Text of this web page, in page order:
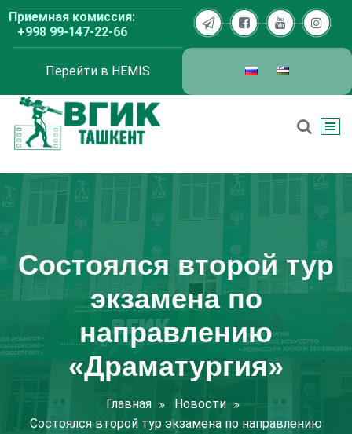
Перейти
содержимому
Приемная комиссия:
+998 99-147-22-66
Перейти в HEMIS
Состоялся второй тур
экзамена по
направлению
«Драматургия»
Главная
Новости
Состоялся второй тур экзамена по направлению